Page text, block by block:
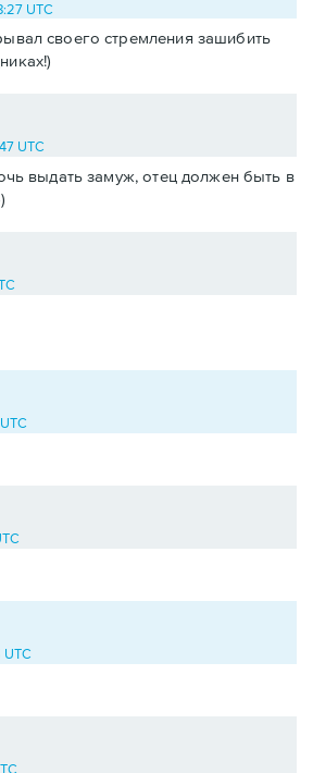
UTC
своего стремления зашибить
UTC
выдать замуж, отец должен быть в